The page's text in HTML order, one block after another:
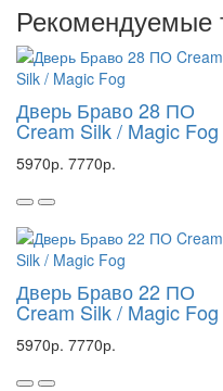
Рекомендуемые
Дверь Браво 28 ПО
Cream Silk / Magic Fog
5970р. 7770р.
Дверь Браво 22 ПО
Cream Silk / Magic Fog
5970р. 7770р.